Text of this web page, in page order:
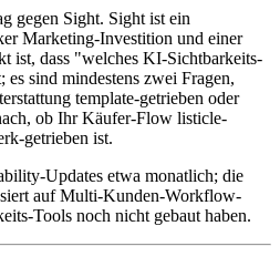
gegen Sight. Sight ist ein
Marketing-Investition und einer
ist, dass "welches KI-Sichtbarkeits-
sind mindestens zwei Fragen,
template-getrieben oder
ob Ihr Käufer-Flow listicle-
getrieben ist.
Updates etwa monatlich; die
auf Multi-Kunden-Workflow-
Tools noch nicht gebaut haben.